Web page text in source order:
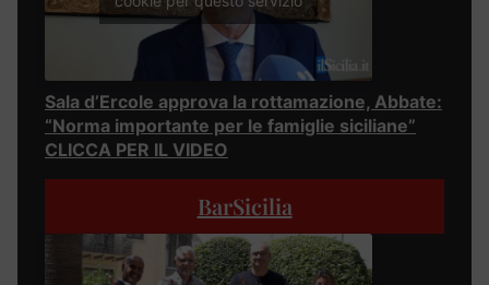
Sala d’Ercole approva la rottamazione, Abbate:
“Norma importante per le famiglie siciliane”
CLICCA PER IL VIDEO
BarSicilia